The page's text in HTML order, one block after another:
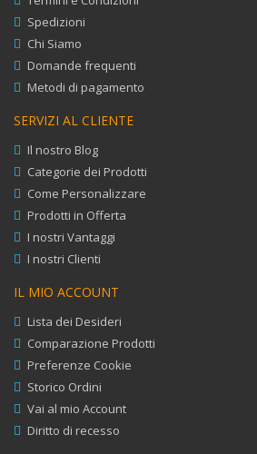
Spedizioni
Chi Siamo
Domande frequenti
Metodi di pagamento
SERVIZI AL CLIENTE
Il nostro Blog
Categorie dei Prodotti
Come Personalizzare
Prodotti in Offerta
I nostri Vantaggi
I nostri Clienti
IL MIO ACCOUNT
Lista dei Desideri
Comparazione Prodotti
Preferenze Cookie
Storico Ordini
Vai al mio Account
Diritto di recesso